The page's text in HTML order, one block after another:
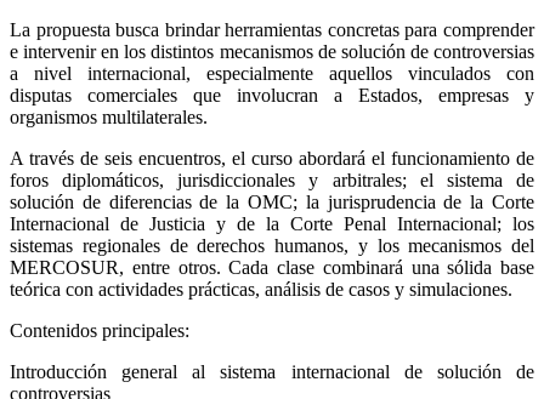
La propuesta busca brindar herramientas concretas para comprender
e intervenir en los distintos mecanismos de solución de controversias
a nivel internacional, especialmente aquellos vinculados con
disputas comerciales que involucran a Estados, empresas y
organismos multilaterales.
A través de seis encuentros, el curso abordará el funcionamiento de
foros diplomáticos, jurisdiccionales y arbitrales; el sistema de
solución de diferencias de la OMC; la jurisprudencia de la Corte
Internacional de Justicia y de la Corte Penal Internacional; los
sistemas regionales de derechos humanos, y los mecanismos del
MERCOSUR, entre otros. Cada clase combinará una sólida base
teórica con actividades prácticas, análisis de casos y simulaciones.
Contenidos principales:
Introducción general al sistema internacional de solución de
controversias